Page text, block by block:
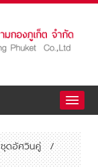
Toggle
ชุดอัศวินคู่
/